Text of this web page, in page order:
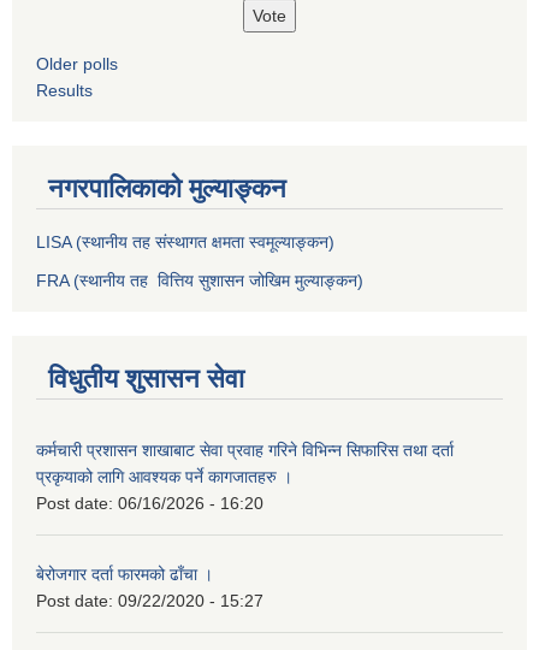
Older polls
Results
नगरपालिकाको मुल्याङ्कन
LISA (स्थानीय तह संस्थागत क्षमता स्वमूल्याङ्कन)
FRA (स्थानीय तह वित्तिय सुशासन जोखिम मुल्याङ्कन)
विधुतीय शुसासन सेवा
कर्मचारी प्रशासन शाखाबाट सेवा प्रवाह गरिने विभिन्न सिफारिस तथा दर्ता
प्रकृयाको लागि आवश्यक पर्ने कागजातहरु ।
Post date: 06/16/2026 - 16:20
बेरोजगार दर्ता फारमको ढाँचा ।
Post date: 09/22/2020 - 15:27